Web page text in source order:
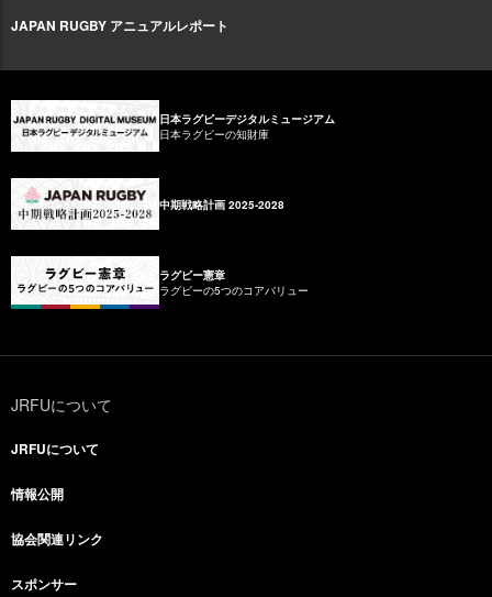
JAPAN RUGBY アニュアルレポート
日本ラグビーデジタルミュージアム
日本ラグビーの知財庫
中期戦略計画 2025-2028
ラグビー憲章
ラグビーの5つのコアバリュー
JRFUについて
JRFUについて
情報公開
協会関連リンク
スポンサー